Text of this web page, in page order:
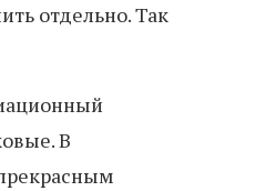
отдельно. Так
В